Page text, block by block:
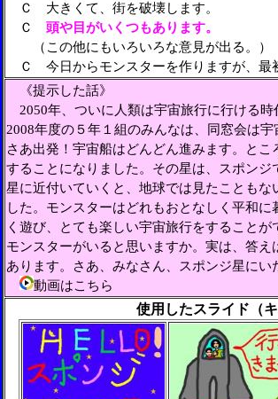
Ｃ 大きくて、街を破壊します。
Ｃ 頭や目がいくつもあります。
（この他にもいろいろな意見が出る。）
Ｃ 今日からモンスターを作りますが、最
《提示した話》
2050年、ついに人類は宇宙旅行に行ける
2008年度の５年１組のみんなは、同窓会は
さあ出発！宇宙船はどんどん進みます。と
することになりました。その星は、スポン
星に近付いていくと、地球では見たことも
した。モンスターはどれもおとなしく平和
く遊び、とても楽しい宇宙旅行をすること
モンスターがいると思いますか。実は、答
あります。さあ、みなさん、スポンジ星に
動画はこちら
使用したスライド（